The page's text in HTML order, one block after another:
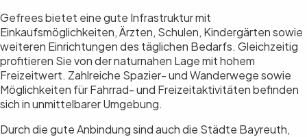
Gefrees bietet eine gute Infrastruktur mit
Einkaufsmöglichkeiten, Ärzten, Schulen, Kindergärten sowie
weiteren Einrichtungen des täglichen Bedarfs. Gleichzeitig
profitieren Sie von der naturnahen Lage mit hohem
Freizeitwert. Zahlreiche Spazier- und Wanderwege sowie
Möglichkeiten für Fahrrad- und Freizeitaktivitäten befinden
sich in unmittelbarer Umgebung.
Durch die gute Anbindung sind auch die Städte Bayreuth,